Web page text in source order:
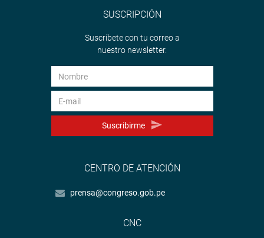
SUSCRIPCIÓN
Suscríbete con tu correo a
nuestro newsletter.
Suscribirme
CENTRO DE ATENCIÓN
prensa@congreso.gob.pe
CNC